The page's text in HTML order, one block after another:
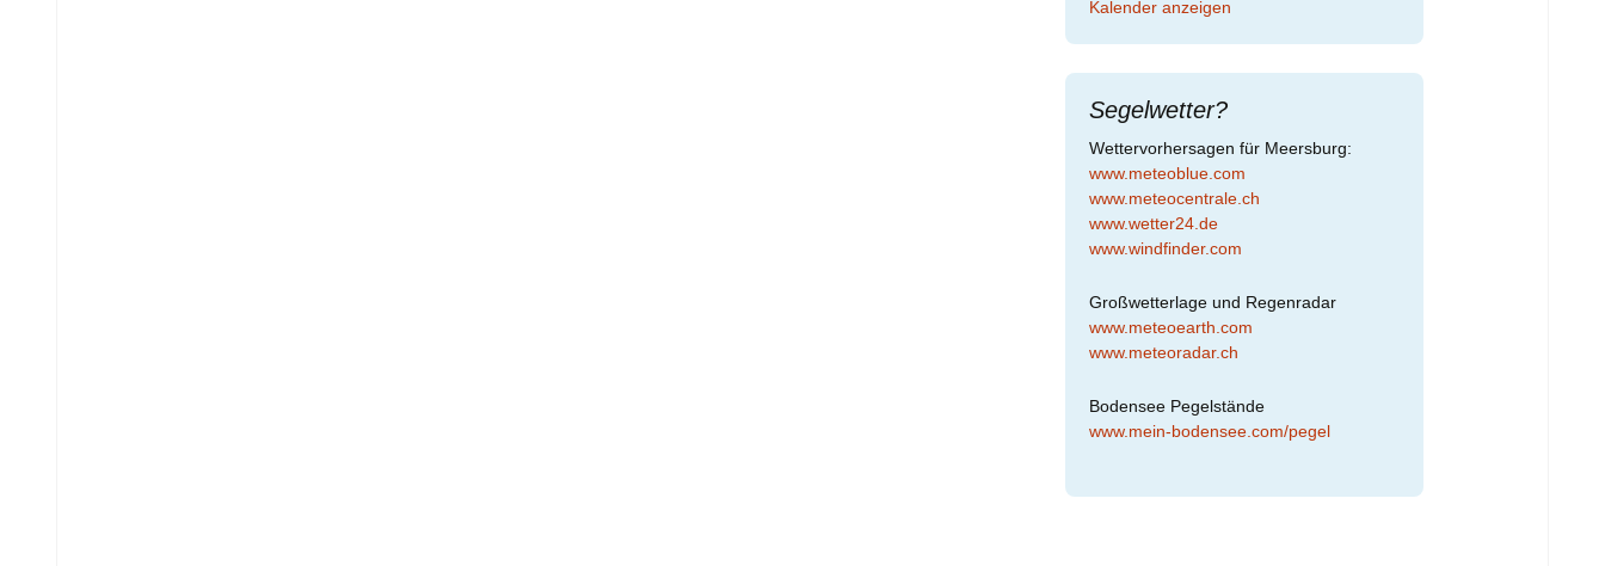
Kalender anzeigen
Segelwetter?
Wettervorhersagen für Meersburg:
www.meteoblue.com
www.meteocentrale.ch
www.wetter24.de
www.windfinder.com
Großwetterlage und Regenradar
www.meteoearth.com
www.meteoradar.ch
Bodensee Pegelstände
www.mein-bodensee.com/pegel